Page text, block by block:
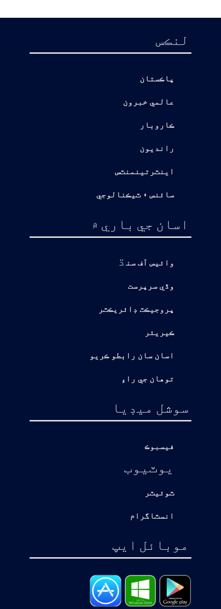
لنڪس
پاڪستان
عالمي خبرون
ڪاروبار
رانديون
اينٽرتينمنٽس
سائنس ۽ ٽيڪنالوجي
اسان جي باري ۾
وائيس آف سن ڌ
وڏي سرپرست
پروجيڪٽ ڊائريڪٽر
ڪيريئر
اسان سان رابطو ڪريو
توهان جي راءِ
سوشل ميڊيا
فيسبوڪ
يوٽيوب
ٽوئيٽر
انسٽاگرام
موبائل ايپ